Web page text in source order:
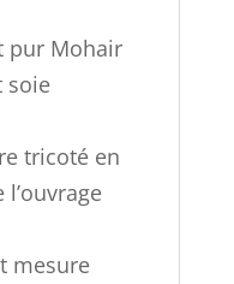
pur Mohair
soie
tricoté en
mesure